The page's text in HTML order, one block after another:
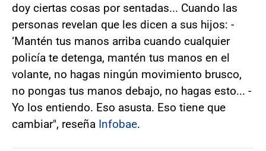
doy ciertas cosas por sentadas... Cuando las
personas revelan que les dicen a sus hijos: -
‘Mantén tus manos arriba cuando cualquier
policía te detenga, mantén tus manos en el
volante, no hagas ningún movimiento brusco,
no pongas tus manos debajo, no hagas esto... -
Yo los entiendo. Eso asusta. Eso tiene que
cambiar", reseña Infobae.